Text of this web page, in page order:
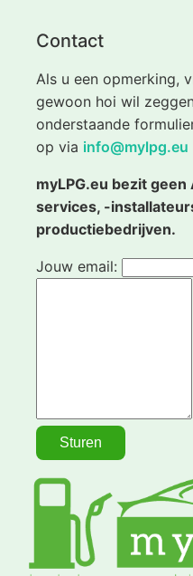
Contact
Als u een opmerking,
gewoon hoi wil
onderstaande
op via info@mylpg.eu
myLPG.eu bezit
services, -
productiebedrijven.
Jouw email: